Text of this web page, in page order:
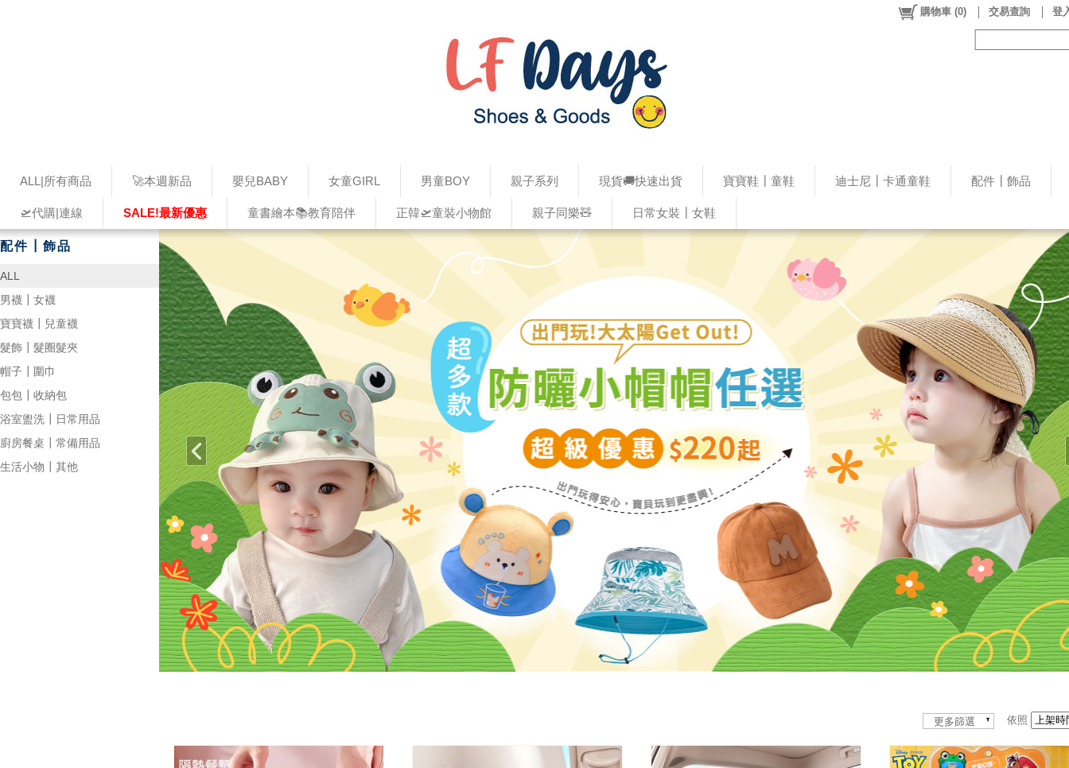
ALL|所有商品 🚀本週新品 嬰兒BABY 女童GIRL 男童BOY 親子系列 現貨🚚快速出貨 寶寶鞋┃童鞋 迪士尼┃卡通童鞋 配件┃飾品
🛫代購|連線 SALE!最新優惠 童書繪本📚教育陪伴 正韓🛫童裝小物館 親子同樂🧸 日常女裝┃女鞋
購物車 (0) 交易查詢 登
配件┃飾品
ALL
男襪┃女襪
寶寶襪┃兒童襪
髮飾┃髮圈髮夾
帽子┃圍巾
包包┃收納包
浴室盥洗┃日常用品
廚房餐桌┃常備用品
生活小物┃其他
更多篩選 依照